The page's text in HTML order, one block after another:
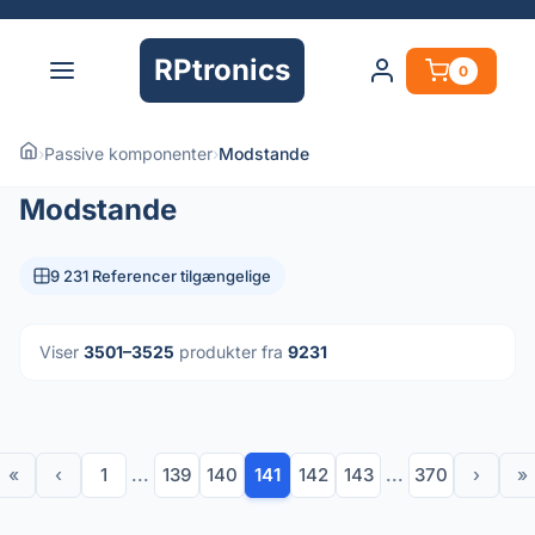
RPtronics 0
›Passive komponenter›Modstande
Modstande
9 231 Referencer tilgængelige
Viser 3501–3525 produkter fra 9231
« ‹ 1 ... 139 140 141 142 143 ... 370 › »